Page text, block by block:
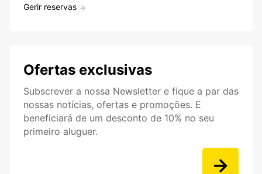
Gerir reservas
Ofertas exclusivas
Subscrever a nossa Newsletter e fique a par das
nossas notícias, ofertas e promoções. E
beneficiará de um desconto de 10% no seu
primeiro aluguer.